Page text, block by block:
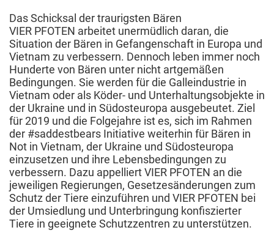
Das Schicksal der traurigsten Bären
VIER PFOTEN arbeitet unermüdlich daran, die
Situation der Bären in Gefangenschaft in Europa und
Vietnam zu verbessern. Dennoch leben immer noch
Hunderte von Bären unter nicht artgemäßen
Bedingungen. Sie werden für die Galleindustrie in
Vietnam oder als Köder- und Unterhaltungsobjekte in
der Ukraine und in Südosteuropa ausgebeutet. Ziel
für 2019 und die Folgejahre ist es, sich im Rahmen
der #saddestbears Initiative weiterhin für Bären in
Not in Vietnam, der Ukraine und Südosteuropa
einzusetzen und ihre Lebensbedingungen zu
verbessern. Dazu appelliert VIER PFOTEN an die
jeweiligen Regierungen, Gesetzesänderungen zum
Schutz der Tiere einzuführen und VIER PFOTEN bei
der Umsiedlung und Unterbringung konfiszierter
Tiere in geeignete Schutzzentren zu unterstützen.